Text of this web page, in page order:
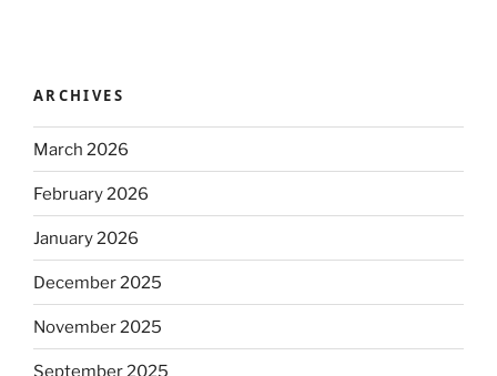
ARCHIVES
March 2026
February 2026
January 2026
December 2025
November 2025
September 2025